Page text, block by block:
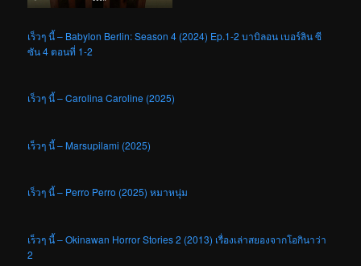
เร็วๆ นี้ – Babylon Berlin: Season 4 (2024) Ep.1-2 บาบิลอน เบอร์ลิน ซี
ซัน 4 ตอนที่ 1-2
เร็วๆ นี้ – Carolina Caroline (2025)
เร็วๆ นี้ – Marsupilami (2025)
เร็วๆ นี้ – Perro Perro (2025) หมาหนุ่ม
เร็วๆ นี้ – Okinawan Horror Stories 2 (2013) เรื่องเล่าสยองจากโอกินาว่า
2